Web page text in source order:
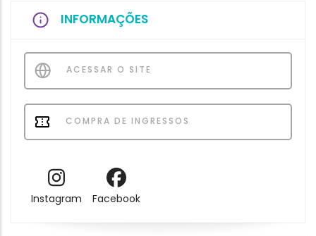
INFORMAÇÕES
ACESSAR O SITE
COMPRA DE INGRESSOS
Instagram Facebook